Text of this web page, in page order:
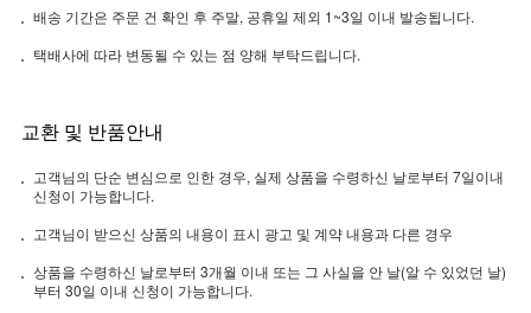
배송 기간은 주문 건 확인 후 주말, 공휴일 제외 1~3일 이내 발송됩니다.
택배사에 따라 변동될 수 있는 점 양해 부탁드립니다.
교환 및 반품안내
고객님의 단순 변심으로 인한 경우, 실제 상품을 수령하신 날로부터 7일이내
신청이 가능합니다.
고객님이 받으신 상품의 내용이 표시 광고 및 계약 내용과 다른 경우
상품을 수령하신 날로부터 3개월 이내 또는 그 사실을 안 날(알 수 있었던 날)
부터 30일 이내 신청이 가능합니다.